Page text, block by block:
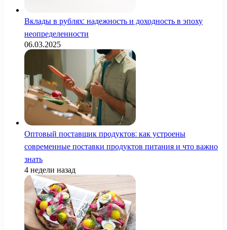
Вклады в рублях: надежность и доходность в эпоху
неопределенности
06.03.2025
Оптовый поставщик продуктов: как устроены
современные поставки продуктов питания и что важно
знать
4 недели назад